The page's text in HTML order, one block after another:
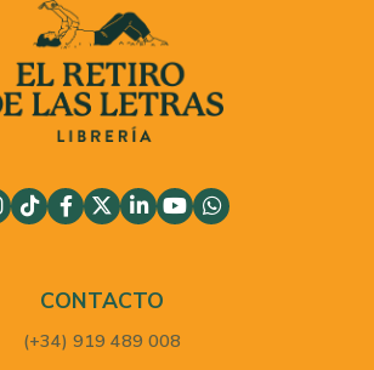
CONTACTO
(+34) 919 489 008